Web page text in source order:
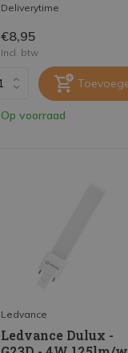
Deliverytime
€8,95
Incl. btw
Op voorraad
Ledvance
Ledvance Dulux -